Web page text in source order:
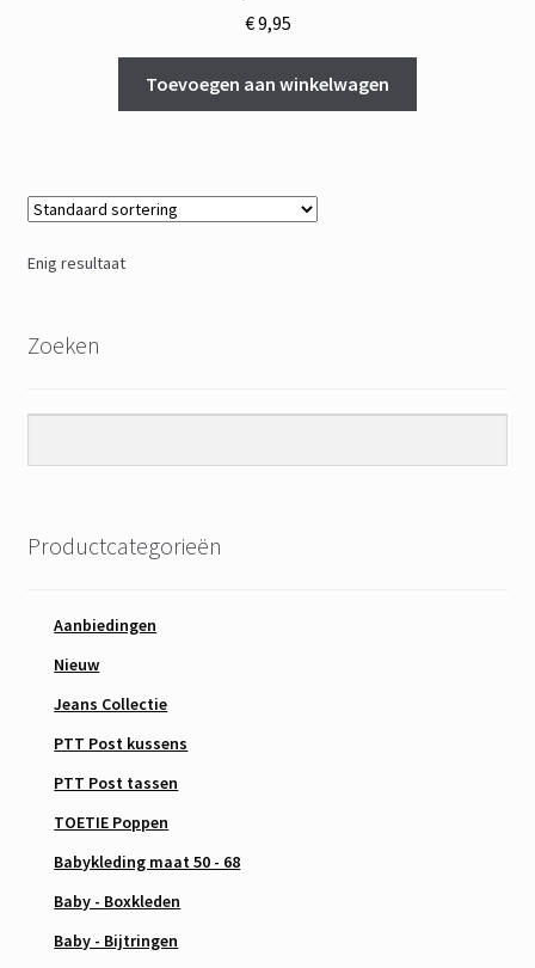
€9,95
Toevoegen aan winkelwagen
Enig resultaat
Zoeken
Productcategorieën
Aanbiedingen
Nieuw
Jeans Collectie
PTT Post kussens
PTT Post tassen
TOETIE Poppen
Babykleding maat 50 - 68
Baby - Boxkleden
Baby - Bijtringen